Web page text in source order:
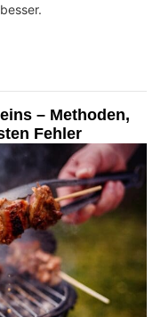
– Methoden,
Fehler